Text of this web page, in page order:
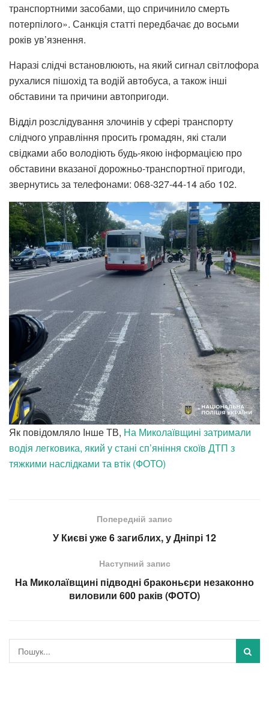
транспортними засобами, що спричинило смерть
потерпілого». Санкція статті передбачає до восьми
років ув’язнення.
Наразі слідчі встановлюють, на який сигнал світлофора
рухалися пішохід та водій автобуса, а також інші
обставини та причини автопригоди.
Відділ розслідування злочинів у сфері транспорту
слідчого управління просить громадян, які стали
свідками або володіють будь-якою інформацією про
обставини вказаної дорожньо-транспортної пригоди,
звернутись за телефонами: 068-327-44-14 або 102.
Як повідомляло Інше ТВ, На Миколаївщині затримали
водія легковика, який у стані сп’яніння скоїв ДТП з
тяжкими наслідками та втік (ФОТО)
Попередній запис
У Києві уже 6 загиблих, у Дніпрі 12
Наступний запис
На Миколаївщині підводні браконьєри незаконно
виловили 600 раків (ФОТО)